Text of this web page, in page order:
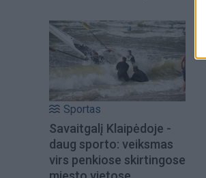
Sportas
Savaitgalį Klaipėdoje -
daug sporto: veiksmas
virs penkiose skirtingose